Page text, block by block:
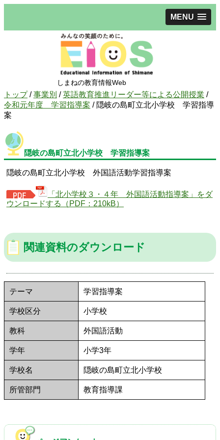
MENU
しまねの教育情報Web
現
在
の
置：
トップ/事業別 /英語教育推進リーダー等による公開授業 /
令和元年度 学習指導案 / 隠岐の島町立北小学校 学習指導
案
隠岐の島町立北小学校 学習指導案
隠岐の島町立北小学校 外国語活動学習指導案
「北小学校３・４年 外国語活動指導案」をダ
ウンロードする（PDF：210kB）
関連資料のダウンロード
テーマ 学習指導案
学校区分 小学校
教科 外国語活動
学年 小学3年
学校名 隠岐の島町立北小学校
所管部門 教育指導課